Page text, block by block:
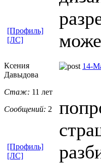
[Профиль]
[ЛС]
Ксения
Давыдова
Стаж: 11 лет
Сообщений: 2
14-
[Профиль]
[ЛС]